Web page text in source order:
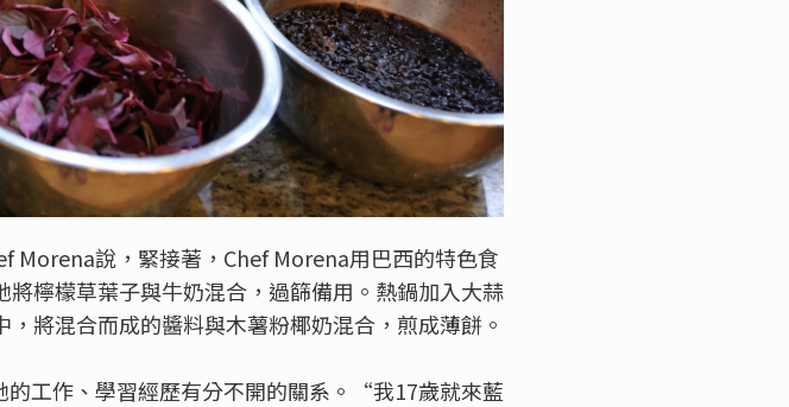
Morena說，緊接著，Chef Morena用巴西的特色食
檸檬草葉子與牛奶混合，過篩備用。熱鍋加入大蒜
將混合而成的醬料與木薯粉椰奶混合，煎成薄餅。
工作、學習經歷有分不開的關系。“我17歲就來藍